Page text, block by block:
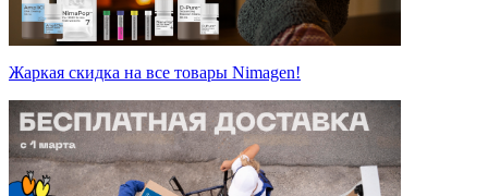
Жаркая скидка на все товары Nimagen!